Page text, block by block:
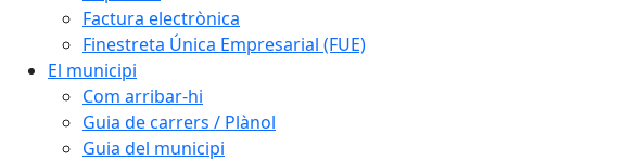
Factura electrònica
Finestreta Única Empresarial (FUE)
El municipi
Com arribar-hi
Guia de carrers / Plànol
Guia del municipi